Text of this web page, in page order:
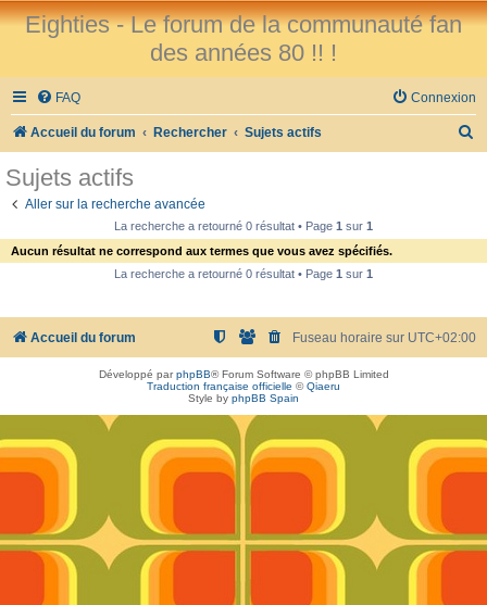
Eighties - Le forum de la communauté fan
des années 80 !! !
FAQ Connexion
Accueil du forum Rechercher Sujets actifs
e
Sujets actifs
Aller sur la recherche avancée
La recherche a retourné 0 résultat • Page 1 sur 1
Aucun résultat ne correspond aux termes que vous avez spécifiés.
La recherche a retourné 0 résultat • Page 1 sur 1
Accueil du forum Fuseau horaire sur UTC+02:00
Développé parphpBB® Forum Software © phpBB Limited
Traduction française officielle ©Qiaeru
Style by phpBB Spain